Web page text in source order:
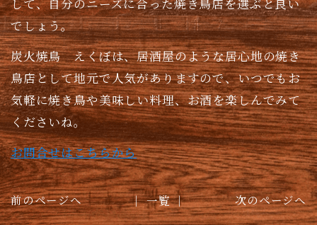
して、自分のニーズに合った焼き鳥店を選ぶと良い
でしょう。
炭火焼鳥 えくぼは、居酒屋のような居心地の焼き
鳥店として地元で人気がありますので、いつでもお
気軽に焼き鳥や美味しい料理、お酒を楽しんでみて
くださいね。
お問合せはこちらから
前のページへ 次のページへ
│ 一覧 │